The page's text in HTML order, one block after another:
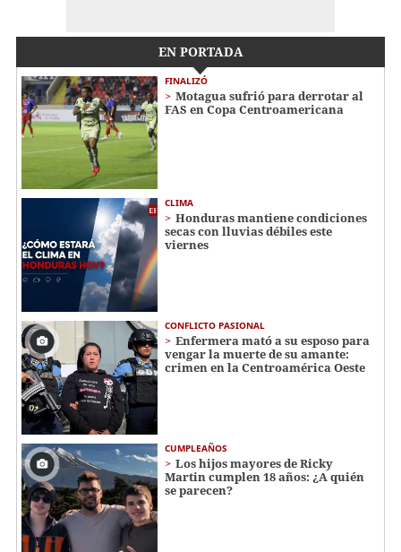
EN PORTADA
FINALIZÓ
Motagua sufrió para derrotar al
FAS en Copa Centroamericana
CLIMA
Honduras mantiene condiciones
secas con lluvias débiles este
viernes
CONFLICTO PASIONAL
Enfermera mató a su esposo para
vengar la muerte de su amante:
crimen en la Centroamérica Oeste
CUMPLEAÑOS
Los hijos mayores de Ricky
Martin cumplen 18 años: ¿A quién
se parecen?